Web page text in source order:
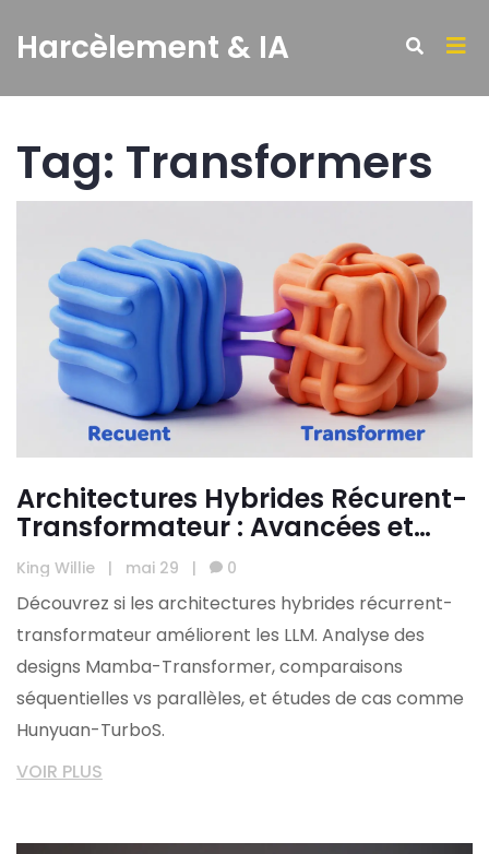
Harcèlement & IA
Tag: Transformers
Architectures Hybrides Récurent-
Transformateur : Avancées et
Efficacité pour les LLM en 2026
King Willie | mai 29 | 0
Découvrez si les architectures hybrides récurrent-
transformateur améliorent les LLM. Analyse des
designs Mamba-Transformer, comparaisons
séquentielles vs parallèles, et études de cas comme
Hunyuan-TurboS.
VOIR PLUS